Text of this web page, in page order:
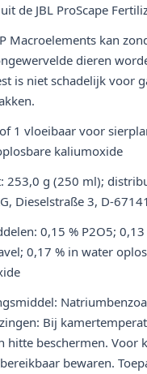
de JBL ProScape
P Macroelements kan
dieren
is niet schadelijk voor
1 vloeibaar voor
kaliumoxide
253,0 g (250 ml);
Dieselstraße 3, D-
0,15 % P2O5;
0,17 % in water
Bij
hitte beschermen. Voor
bewaren.